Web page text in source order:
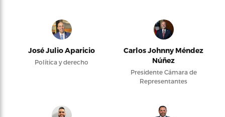
José Julio Aparicio
Política y derecho
Carlos Johnny Méndez
Núñez
Presidente Cámara de
Representantes